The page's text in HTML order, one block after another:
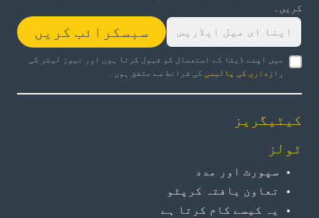
کریں۔
سبسکرائب کریں
میں اپنے ڈیٹا کے استعمال کو قبول کرتا ہوں اور نیوز لیٹر کی
رازداری کی پالیسی
کی شرائط سے متفق ہوں۔
کیٹیگریز
ٹولز
سپورٹ اور مدد
تعاون یافتہ کرپٹو
یہ کیسے کام کرتا ہے